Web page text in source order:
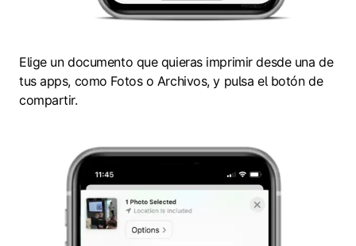
Elige un documento que quieras imprimir desde una de
tus apps, como Fotos o Archivos, y pulsa el botón de
compartir.